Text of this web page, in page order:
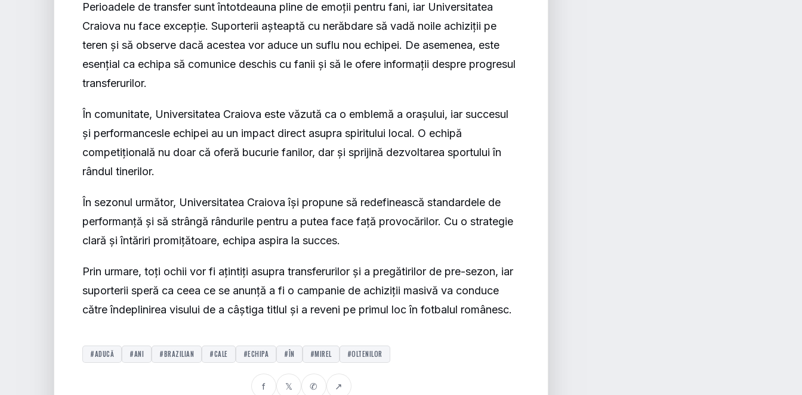
Perioadele de transfer sunt întotdeauna pline de emoții pentru fani, iar Universitatea
Craiova nu face excepție. Suporterii așteaptă cu nerăbdare să vadă noile achiziții pe
teren și să observe dacă acestea vor aduce un suflu nou echipei. De asemenea, este
esențial ca echipa să comunice deschis cu fanii și să le ofere informații despre progresul
transferurilor.
În comunitate, Universitatea Craiova este văzută ca o emblemă a orașului, iar succesul
și performancesle echipei au un impact direct asupra spiritului local. O echipă
competițională nu doar că oferă bucurie fanilor, dar și sprijină dezvoltarea sportului în
rândul tinerilor.
În sezonul următor, Universitatea Craiova își propune să redefinească standardele de
performanță și să strângă rândurile pentru a putea face față provocărilor. Cu o strategie
clară și întăriri promițătoare, echipa aspira la succes.
Prin urmare, toți ochii vor fi ațintiți asupra transferurilor și a pregătirilor de pre-sezon, iar
suporterii speră ca ceea ce se anunță a fi o campanie de achiziții masivă va conduce
către îndeplinirea visului de a câștiga titlul și a reveni pe primul loc în fotbalul românesc.
#ADUCĂ #ANI #BRAZILIAN #CALE #ECHIPA #ÎN #MIREL #OLTENILOR
f 𝕏 ✆ ↗